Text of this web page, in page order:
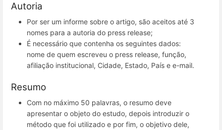
Autoria
Por ser um informe sobre o artigo, são aceitos até 3
nomes para a autoria do press release;
É necessário que contenha os seguintes dados:
nome de quem escreveu o press release, função,
afiliação institucional, Cidade, Estado, País e e-mail.
Resumo
Com no máximo 50 palavras, o resumo deve
apresentar o objeto do estudo, depois introduzir o
método que foi utilizado e por fim, o objetivo dele,